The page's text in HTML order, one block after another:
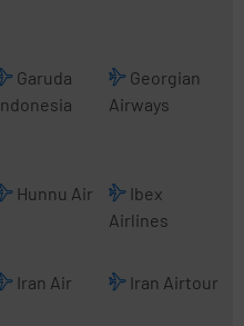
Garuda
Georgian
Airways
Hunnu Air
Ibex
Airlines
Iran Air Iran Airtour